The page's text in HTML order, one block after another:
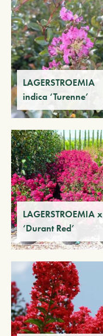
LAGERSTROEMIA
indica ‘Turenne’
LAGERSTROEMIA x
‘Durant Red’